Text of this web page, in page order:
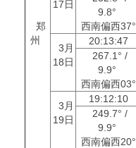
郑
州
17日
9.8°
西南偏西37°
3月
18日
20:13:47
267.1° /
9.9°
西南偏西03°
3月
19日
19:12:10
249.7° /
9.9°
西南偏西20°